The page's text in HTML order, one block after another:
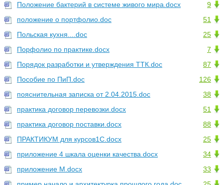
9
Положение бактерий в системе живого мира.docx
51
положение о портфолио.doc
25
Польская кухня....doc
7
Порфолио по практике.docx
87
Порядок разработки и утверждения ТТК.doc
126
Пособие по ПиП.doc
38
пояснительная записка от 2.04.2015.doc
51
практика договор перевозки.docx
88
практика договор поставки.docx
25
ПРАКТИКУМ для курсов1С.docx
34
приложение 4 шкала оценки качества.docx
33
приложение М.docx